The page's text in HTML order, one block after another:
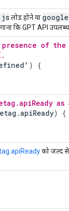
jsलोड होने या
कि GPT API उपलब्ध
of the
' )
{
as
.apiReady)
{
को जल्द से